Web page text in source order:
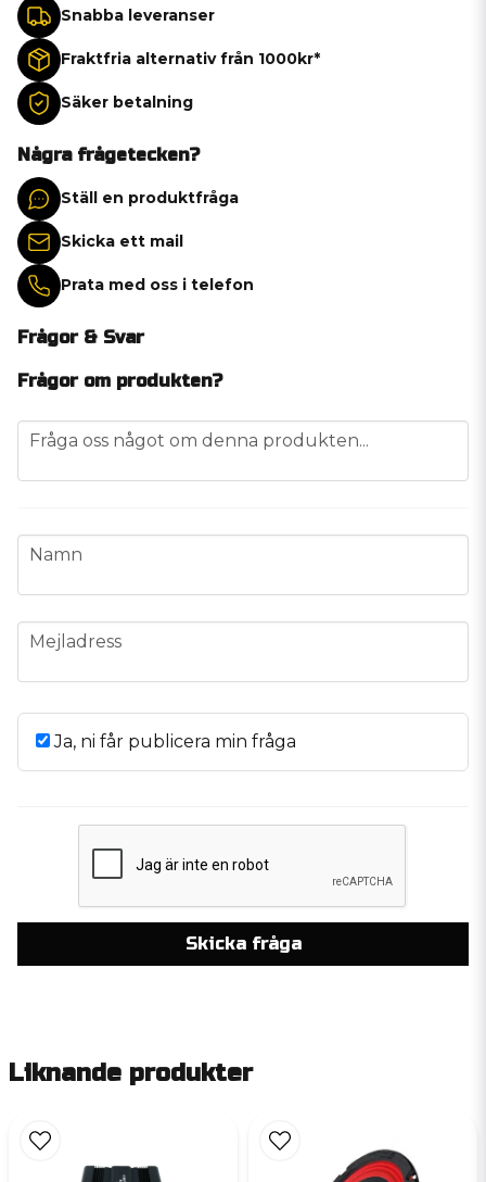
Snabba leveranser
Fraktfria alternativ från 1000kr*
Säker betalning
Några frågetecken?
Ställ en produktfråga
Skicka ett mail
Prata med oss i telefon
Frågor & Svar
Frågor om produkten?
question
Fråga oss något om denna produkten...
name
Namn
email
Mejladress
Ja, ni får publicera min fråga
Skicka fråga
Liknande produkter